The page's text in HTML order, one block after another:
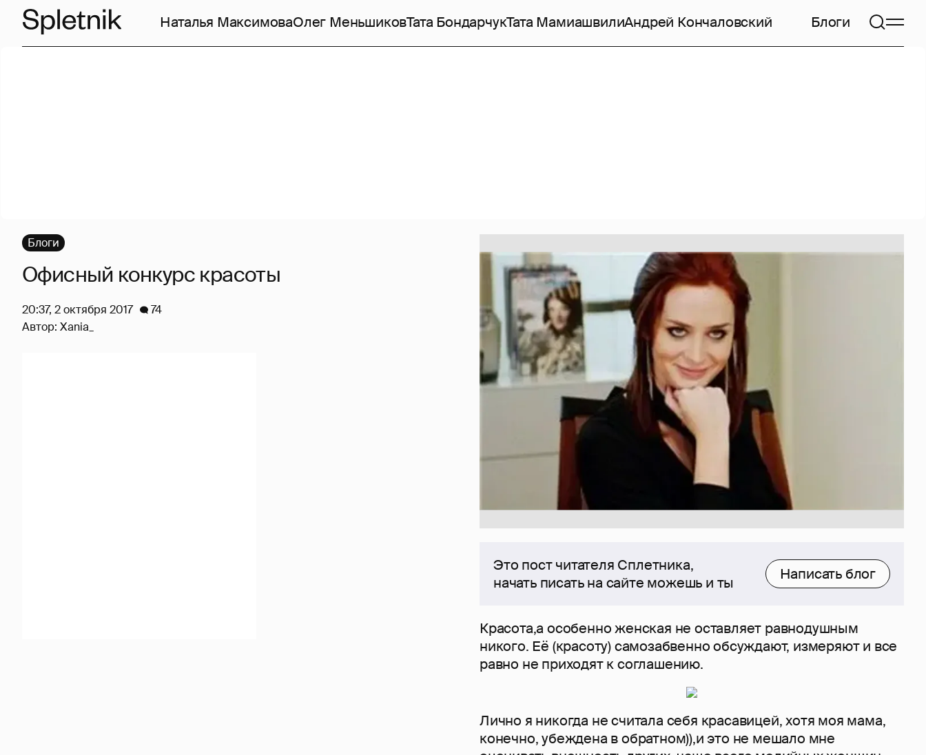
Наталья МаксимоваОлег МеньшиковТата БондарчукТата МамиашвилиАндрей Кончаловский Блоги
Это пост читателя Сплетника,
начать писать на сайте можешь и ты
Написать блог
Красота,а особенно женская не оставляет равнодушным
никого. Её (красоту) самозабвенно обсуждают, измеряют и все
равно не приходят к соглашению.
Лично я никогда не считала себя красавицей, хотя моя мама,
конечно, убеждена в обратном)),и это не мешало мне
Блоги
Офисный конкурс красоты
20:37, 2 октября 2017
74
Автор: Xania_